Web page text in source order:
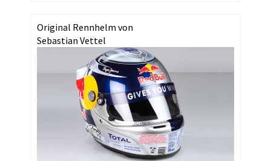
Original Rennhelm von
Sebastian Vettel